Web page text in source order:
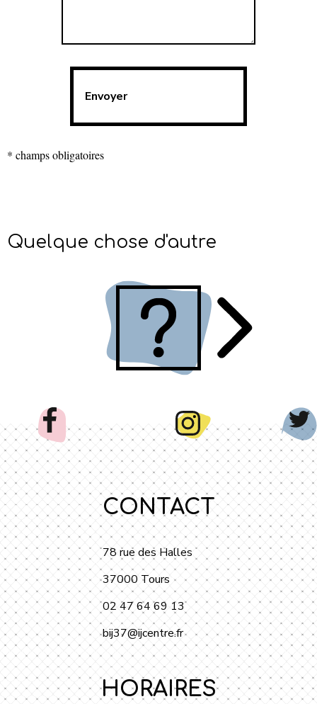
* champs obligatoires
Quelque chose d'autre
CONTACT
78 rue des Halles
37000 Tours
02 47 64 69 13
bij37@ijcentre.fr
HORAIRES